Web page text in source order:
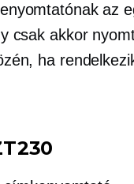
az
csak akkor
ha